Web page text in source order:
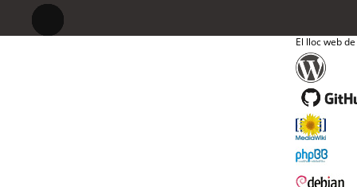
El lloc web